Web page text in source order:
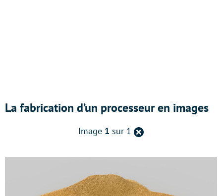
La fabrication d’un processeur en images
Image 1 sur 1 Retour
la
précédente